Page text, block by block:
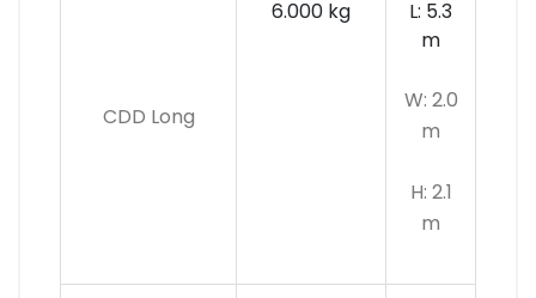
CDD Long
6.000 kg
L: 5.3
m
W: 2.0
m
H: 2.1
m